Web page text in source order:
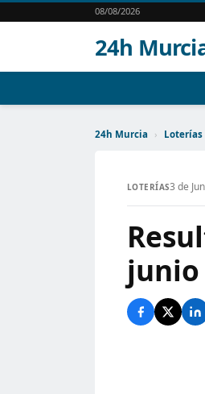
08/08/2026
24h
24h Murcia › Loterías
LOTERÍAS3 de
junio